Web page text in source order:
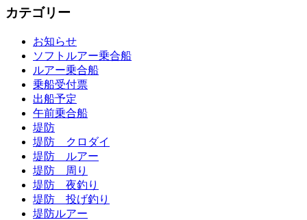
カテゴリー
お知らせ
ソフトルアー乗合船
ルアー乗合船
乗船受付票
出船予定
午前乗合船
堤防
堤防 クロダイ
堤防 ルアー
堤防 周り
堤防 夜釣り
堤防 投げ釣り
堤防ルアー